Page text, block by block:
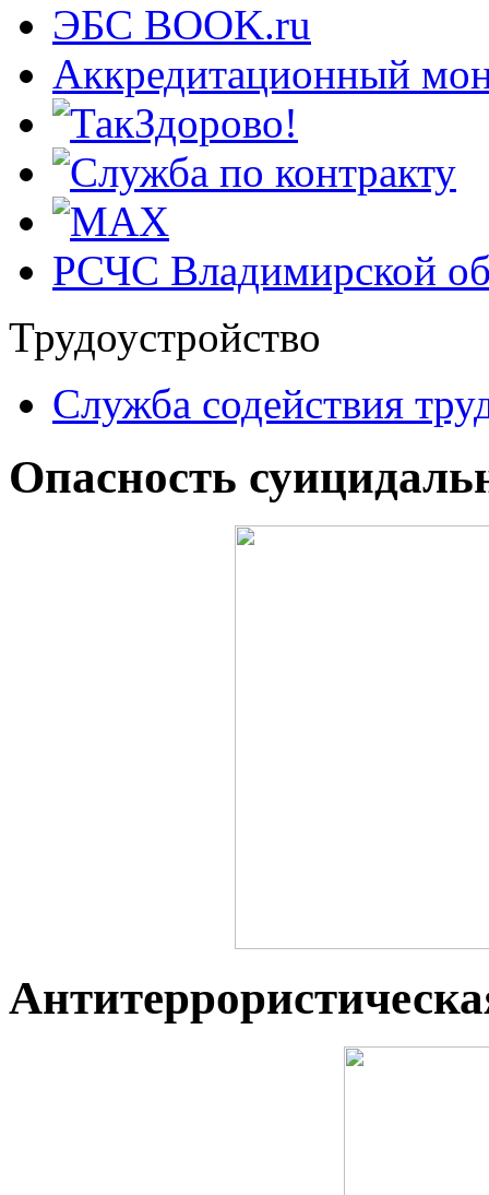
ЭБС BOOK.ru
Аккредитационный
РСЧС Владимирской
Трудоустройство
Cлужба содействия
Опасность